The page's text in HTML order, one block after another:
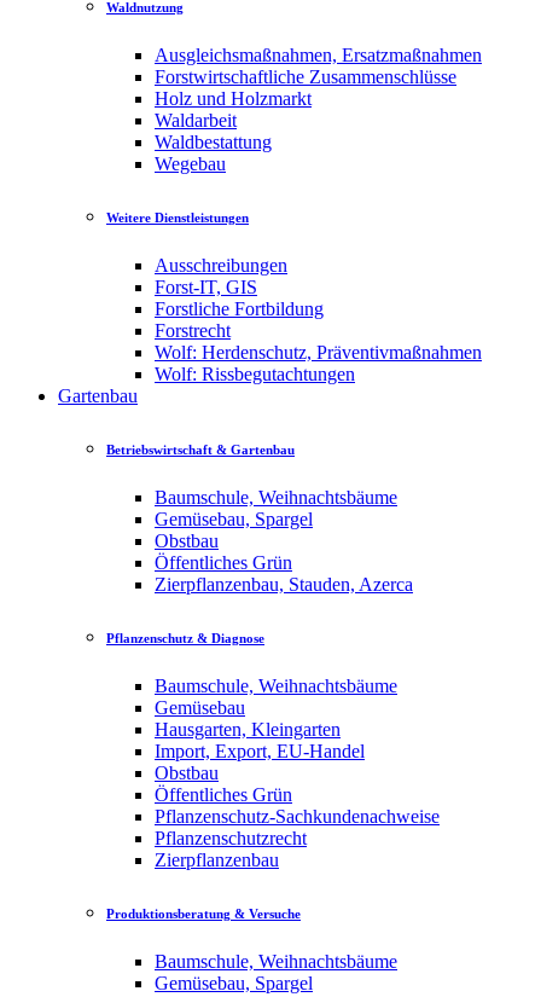
Waldnutzung
Ausgleichsmaßnahmen, Ersatzmaßnahmen
Forstwirtschaftliche Zusammenschlüsse
Holz und Holzmarkt
Waldarbeit
Waldbestattung
Wegebau
Weitere Dienstleistungen
Ausschreibungen
Forst-IT, GIS
Forstliche Fortbildung
Forstrecht
Wolf: Herdenschutz, Präventivmaßnahmen
Wolf: Rissbegutachtungen
Gartenbau
Betriebswirtschaft & Gartenbau
Baumschule, Weihnachtsbäume
Gemüsebau, Spargel
Obstbau
Öffentliches Grün
Zierpflanzenbau, Stauden, Azerca
Pflanzenschutz & Diagnose
Baumschule, Weihnachtsbäume
Gemüsebau
Hausgarten, Kleingarten
Import, Export, EU-Handel
Obstbau
Öffentliches Grün
Pflanzenschutz-Sachkundenachweise
Pflanzenschutzrecht
Zierpflanzenbau
Produktionsberatung & Versuche
Baumschule, Weihnachtsbäume
Gemüsebau, Spargel